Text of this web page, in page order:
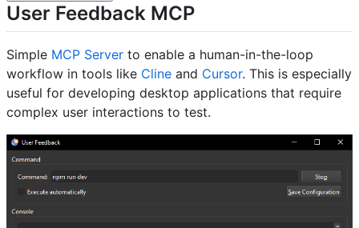
User Feedback MCP
Simple MCP Server to enable a human-in-the-loop
workflow in tools like Cline and Cursor. This is especially
useful for developing desktop applications that require
complex user interactions to test.